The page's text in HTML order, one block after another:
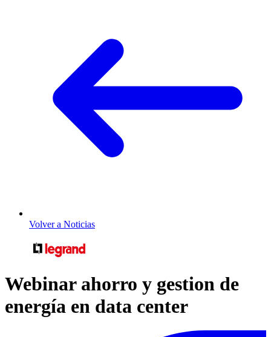
Volver a Noticias
Webinar ahorro y gestion de
energía en data center